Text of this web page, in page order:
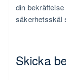
din
säkerhetsskäl
Skicka